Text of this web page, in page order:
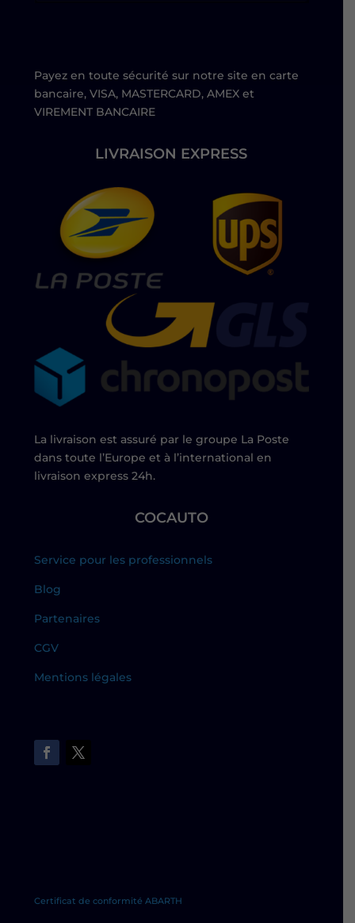
Payez en toute sécurité sur notre site en carte
bancaire, VISA, MASTERCARD, AMEX et
VIREMENT BANCAIRE
LIVRAISON EXPRESS
La livraison est assuré par le groupe La Poste
dans toute l’Europe et à l’international en
livraison express 24h.
COCAUTO
Service pour les professionnels
Blog
Partenaires
CGV
Mentions légales
Certificat de conformité ABARTH